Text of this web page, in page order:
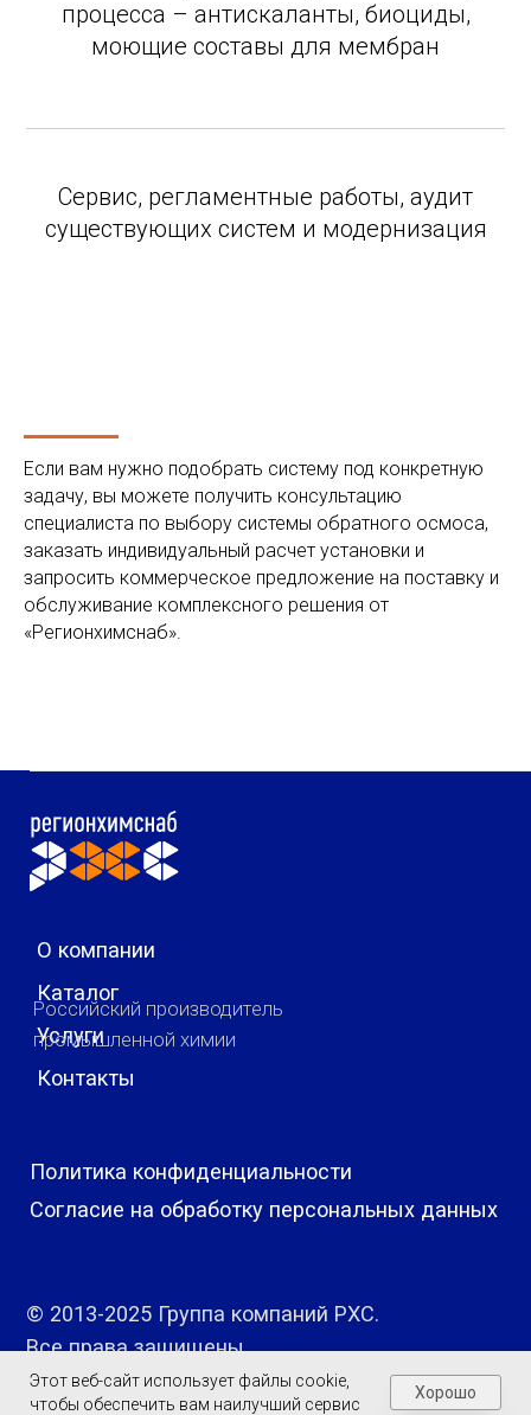
процесса – антискаланты, биоциды,
моющие составы для мембран
Сервис, регламентные работы, аудит
существующих систем и модернизация
Если вам нужно подобрать систему под конкретную
задачу, вы можете получить консультацию
специалиста по выбору системы обратного осмоса,
заказать индивидуальный расчет установки и
запросить коммерческое предложение на поставку и
обслуживание комплексного решения от
«Регионхимснаб».
Этот веб-сайт использует файлы cookie,
чтобы обеспечить вам наилучший сервис
Хорошо